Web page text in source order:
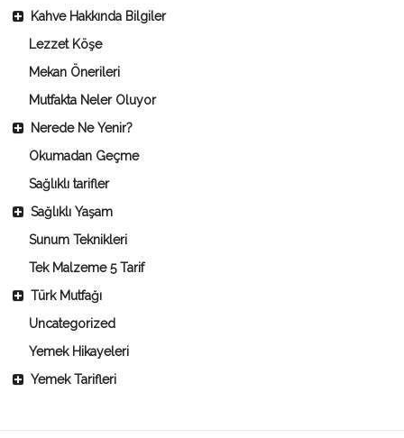
Kahve Hakkında Bilgiler
Lezzet Köşe
Mekan Önerileri
Mutfakta Neler Oluyor
Nerede Ne Yenir?
Okumadan Geçme
Sağlıklı tarifler
Sağlıklı Yaşam
Sunum Teknikleri
Tek Malzeme 5 Tarif
Türk Mutfağı
Uncategorized
Yemek Hikayeleri
Yemek Tarifleri